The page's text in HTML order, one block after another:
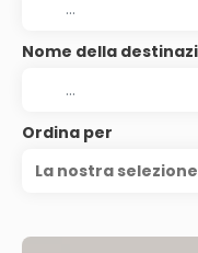
Nome della
Ordina per
La nostra selezione